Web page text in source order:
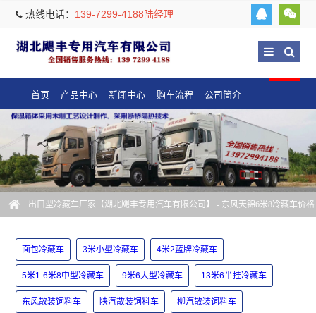
热线电话： 139-7299-4188陆经理
首页 产品中心 新闻中心 购车流程 公司简介
出口型冷藏车厂家【湖北飓丰专用汽车有限公司】 - 东风天锦6米8冷藏车价格
面包冷藏车 3米小型冷藏车 4米2蓝牌冷藏车
5米1-6米8中型冷藏车 9米6大型冷藏车 13米6半挂冷藏车
东风散装饲料车 陕汽散装饲料车 柳汽散装饲料车